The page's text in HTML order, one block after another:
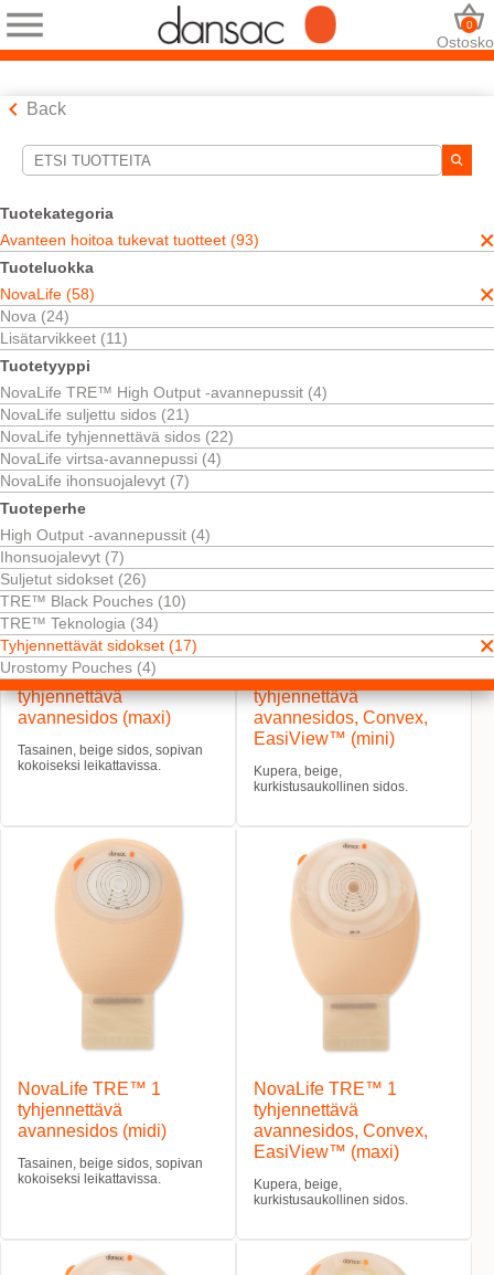
0
Back
Tuotekategoria
Avanteen hoitoa tukevat tuotteet (93)
Tuoteluokka
NovaLife (58)
Nova (24)
Lisätarvikkeet (11)
Tuotetyyppi
NovaLife TRE™ High Output -avannepussit (4)
NovaLife suljettu sidos (21)
NovaLife tyhjennettävä sidos (22)
NovaLife virtsa-avannepussi (4)
NovaLife ihonsuojalevyt (7)
Tuoteperhe
High Output -avannepussit (4)
Ihonsuojalevyt (7)
Suljetut sidokset (26)
TRE™ Black Pouches (10)
TRE™ Teknologia (34)
Tyhjennettävät sidokset (17)
Urostomy Pouches (4)
Hakutyökalut
Valintasi:
Avanteen hoitoa tukevat tuotteet
NovaLife
Tyhjennettävät sidokset
Valintasi vastasi17tuloksia
Järjestä:
NovaLife TRE™ 1
tyhjennettävä
avannesidos (maxi)
Tasainen, beige sidos, sopivan
kokoiseksi leikattavissa.
NovaLife TRE™ 1
tyhjennettävä
avannesidos, Convex,
EasiView™ (mini)
Kupera, beige,
kurkistusaukollinen sidos.
NovaLife TRE™ 1
tyhjennettävä
avannesidos (midi)
Tasainen, beige sidos, sopivan
kokoiseksi leikattavissa.
NovaLife TRE™ 1
tyhjennettävä
avannesidos, Convex,
EasiView™ (maxi)
Kupera, beige,
kurkistusaukollinen sidos.